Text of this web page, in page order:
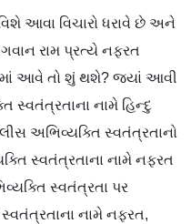
વિશે આવા વિચારો ધરાવે છે અને
રામ પ્રત્યે નફરત
આવે તો શું થશે? જ્યાં આવી
સ્વતંત્રતાના નામે હિન્દુ
અભિવ્યક્તિ સ્વતંત્રતાનો
સ્વતંત્રતાના નામે નફરત
સ્વતંત્રતા પર
નામે નફરત,